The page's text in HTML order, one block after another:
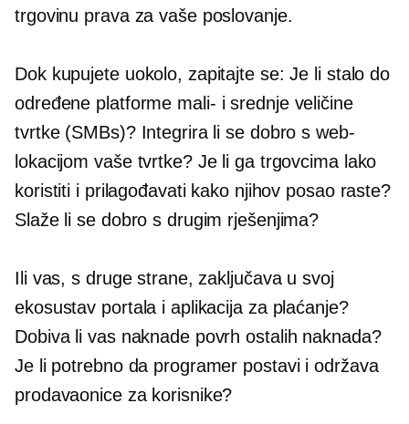
trgovinu prava za vaše poslovanje.
Dok kupujete uokolo, zapitajte se: Je li stalo do
određene platforme mali- isrednje veličine
tvrtke (SMBs)? Integrira li se dobro s web-
lokacijom vaše tvrtke? Je li ga trgovcima lako
koristiti i prilagođavati kako njihov posao raste?
Slaže li se dobro s drugim rješenjima?
Ili vas, s druge strane, zaključava u svoj
ekosustav portala i aplikacija za plaćanje?
Dobiva li vas naknade povrh ostalih naknada?
Je li potrebno da programer postavi i održava
prodavaonice za korisnike?